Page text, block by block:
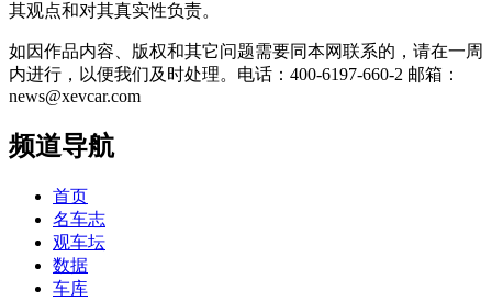
其观点和对其真实性负责。
如因作品内容、版权和其它问题需要同本网联系的，请在一周
内进行，以便我们及时处理。电话：400-6197-660-2 邮箱：
news@xevcar.com
频道导航
首页
名车志
观车坛
数据
车库